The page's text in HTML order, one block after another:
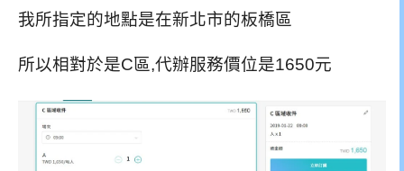
我所指定的地點是在新北市的板橋區
所以相對於是C區,代辦服務價位是1650元